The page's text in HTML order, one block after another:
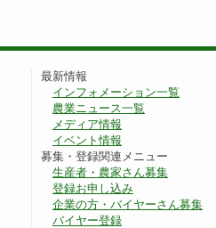
最新情報
インフォメーション一覧
農業ニュース一覧
メディア情報
イベント情報
募集・登録関連メニュー
生産者・農家さん募集
登録お申し込み
企業の方・バイヤーさん募集
バイヤー登録